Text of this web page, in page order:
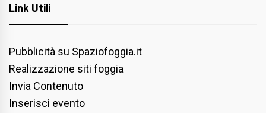
Link Utili
Pubblicità su Spaziofoggia.it
Realizzazione siti foggia
Invia Contenuto
Inserisci evento